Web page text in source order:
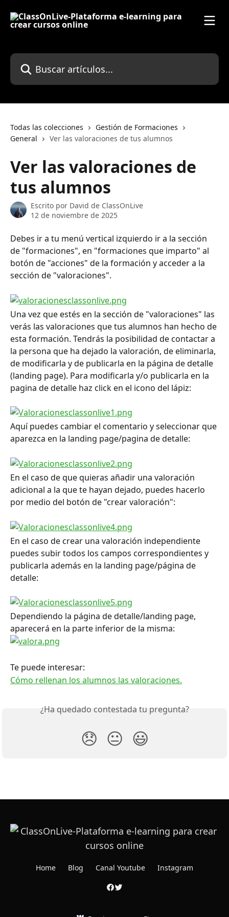
Buscar artículos...
Todas las colecciones
Gestión de Formaciones
General
Ver las valoraciones de tus alumnos
Ver las valoraciones de
tus alumnos
Escrito por David de ClassOnLive
12 de noviembre de 2025
Debes ir a tu menú vertical izquierdo ir a la sección
de "formaciones", en "formaciones que imparto" al
botón de "acciones" de la formación y acceder a la
sección de "valoraciones".
Una vez que estés en la sección de "valoraciones" las
verás las valoraciones que tus alumnos han hecho de
esta formación. Tendrás la posibilidad de contactar a
la persona que ha dejado la valoración, de eliminarla,
de modificarla y de publicarla en la página de detalle
(landing page). Para modificarla y/o publicarla en la
pagina de detalle haz click en el icono del lápiz:
Aquí puedes cambiar el comentario y seleccionar que
aparezca en la landing page/pagina de detalle:
En el caso de que quieras añadir una valoración
adicional a la que te hayan dejado, puedes hacerlo
por medio del botón de "crear valoración":
En el caso de crear una valoración independiente
puedes subir todos los campos correspondientes y
publicarla además en la landing page/página de
detalle:
Dependiendo la página de detalle/landing page,
aparecerá en la parte inferior de la misma:
Te puede interesar:
Cómo rellenan los alumnos las valoraciones.
¿Ha quedado contestada tu pregunta?
😞 😐 😃
Home Blog Canal Youtube Instagram